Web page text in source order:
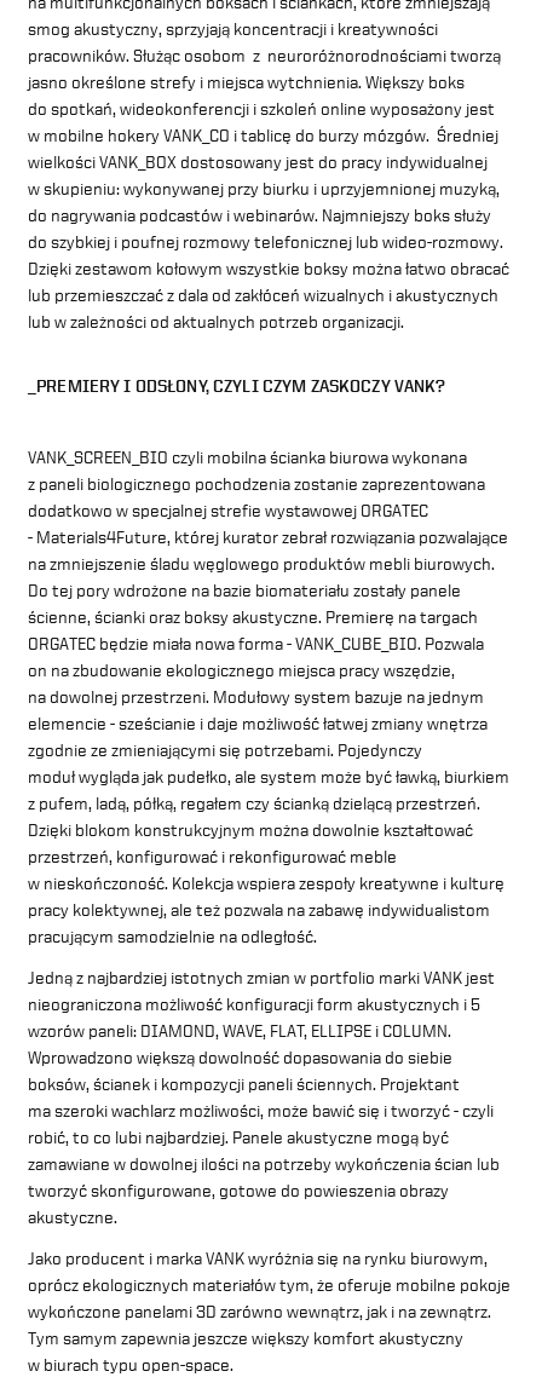
smog akustyczny, sprzyjają koncentracji i kreatywności
pracowników. Służąc osobom z neuroróżnorodnościami tworzą
jasno określone strefy i miejsca wytchnienia. Większy boks
do spotkań, wideokonferencji i szkoleń online wyposażony jest
w mobilne hokeryVANK_CO i tablicę do burzy mózgów. Średniej
wielkości VANK_BOX dostosowany jest do pracy indywidualnej
w skupieniu: wykonywanej przy biurku i uprzyjemnionej muzyką,
do nagrywania podcastów i webinarów. Najmniejszy boks służy
do szybkiej i poufnej rozmowy telefonicznej lub wideo-rozmowy.
Dzięki zestawom kołowym wszystkie boksy można łatwo obracać
lub przemieszczać z dala od zakłóceń wizualnych i akustycznych
lub w zależności od aktualnych potrzeb organizacji.
_PREMIERY I ODSŁONY, CZYLI CZYM ZASKOCZY VANK?
VANK_SCREEN_BIO czyli mobilna ścianka biurowa wykonana
z paneli biologicznego pochodzenia zostanie zaprezentowana
dodatkowo w specjalnej strefie wystawowej ORGATEC
- Materials4Future, której kurator zebrał rozwiązania pozwalające
na zmniejszenie śladu węglowego produktów mebli biurowych.
Do tej pory wdrożone na bazie biomateriału zostały panele
ścienne, ścianki oraz boksy akustyczne. Premierę na targach
ORGATEC będzie miała nowa forma - VANK_CUBE_BIO. Pozwala
on na zbudowanie ekologicznego miejsca pracy wszędzie,
na dowolnej przestrzeni. Modułowy system bazuje na jednym
elemencie - sześcianie i daje możliwość łatwej zmiany wnętrza
zgodnie ze zmieniającymi się potrzebami. Pojedynczy
moduł wygląda jak pudełko, ale system może być ławką, biurkiem
z pufem, ladą, półką, regałem czy ścianką dzielącą przestrzeń.
Dzięki blokom konstrukcyjnym można dowolnie kształtować
przestrzeń, konfigurować i rekonfigurować meble
w nieskończoność. Kolekcja wspiera zespoły kreatywne i kulturę
pracy kolektywnej, ale też pozwala na zabawę indywidualistom
pracującym samodzielnie na odległość.
Jedną z najbardziej istotnych zmian w portfolio marki VANK jest
nieograniczona możliwość konfiguracji form akustycznych i 5
wzorów paneli: DIAMOND, WAVE, FLAT, ELLIPSE i COLUMN.
Wprowadzono większą dowolność dopasowania do siebie
boksów, ścianek i kompozycji paneli ściennych. Projektant
ma szeroki wachlarz możliwości, może bawić się i tworzyć - czyli
robić, to co lubi najbardziej. Panele akustyczne mogą być
zamawiane w dowolnej ilości na potrzeby wykończenia ścian lub
tworzyć skonfigurowane, gotowe do powieszenia obrazy
akustyczne.
Jako producent i marka VANK wyróżnia się na rynku biurowym,
oprócz ekologicznych materiałów tym, że oferuje mobilne pokoje
wykończone panelami 3D zarówno wewnątrz, jak i na zewnątrz.
Tym samym zapewnia jeszcze większy komfort akustyczny
w biurach typu open-space.